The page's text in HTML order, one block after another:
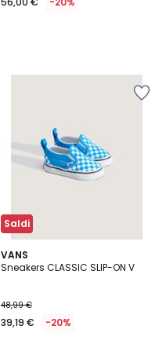
Saldi
VANS
Sneakers CLASSIC SLIP-ON V
48,99 €
39,19 € -20%